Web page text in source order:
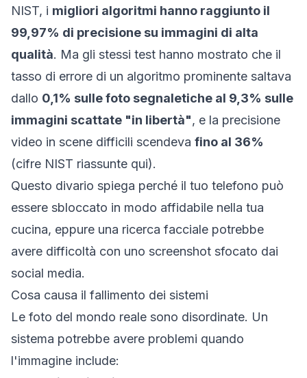
NIST, i migliori algoritmi hanno raggiunto il
99,97% di precisione su immagini di alta
qualità. Ma gli stessi test hanno mostrato che il
tasso di errore di un algoritmo prominente saltava
dallo 0,1% sulle foto segnaletiche al 9,3% sulle
immagini scattate "in libertà", e la precisione
video in scene difficili scendeva fino al 36%
(cifre NIST riassunte qui).
Questo divario spiega perché il tuo telefono può
essere sbloccato in modo affidabile nella tua
cucina, eppure una ricerca facciale potrebbe
avere difficoltà con uno screenshot sfocato dai
social media.
Cosa causa il fallimento dei sistemi
Le foto del mondo reale sono disordinate. Un
sistema potrebbe avere problemi quando
l'immagine include: